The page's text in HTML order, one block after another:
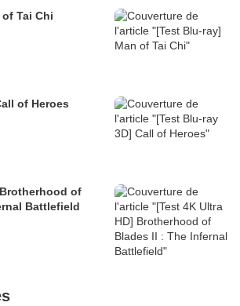
Tai Chi
of Heroes
of
Battlefield